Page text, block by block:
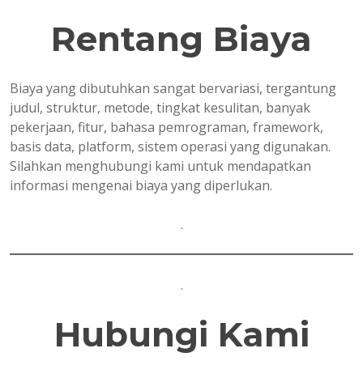
Rentang Biaya
Biaya yang dibutuhkan sangat bervariasi, tergantung
judul, struktur, metode, tingkat kesulitan, banyak
pekerjaan, fitur, bahasa pemrograman, framework,
basis data, platform, sistem operasi yang digunakan.
Silahkan menghubungi kami untuk mendapatkan
informasi mengenai biaya yang diperlukan.
.
.
Hubungi Kami